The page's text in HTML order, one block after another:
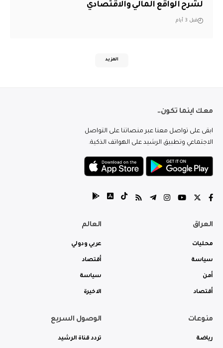
لشرح الواقع المالي والاقتصادي
قبل 3 أيام
المزيد
معك اينما تكون..
ابقى على تواصل معنا عبر منصاتنا على التواصل
الاجتماعي وتطبيق الرشيد على الهواتف الذكية.
العراق
محليات
سياسة
أمن
أقتصاد
العالم
عربي ودولي
أقتصاد
سياسة
الاخيرة
منوعات
رياضة
الوصول السريع
تردد قناة الرشيد